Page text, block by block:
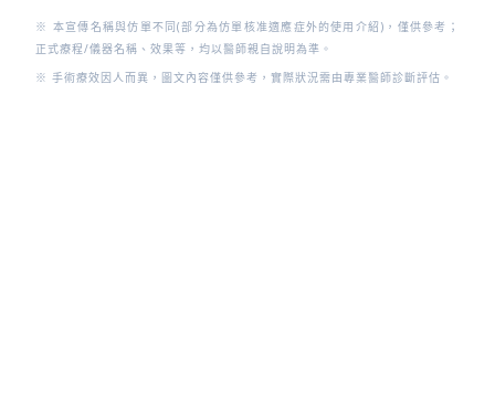
※ 本宣傳名稱與仿單不同(部分為仿單核准適應症外的使用介紹)，僅供參考；
正式療程/儀器名稱、效果等，均以醫師親自說明為準。
※ 手術療效因人而異，圖文內容僅供參考，實際狀況需由專業醫師診斷評估。